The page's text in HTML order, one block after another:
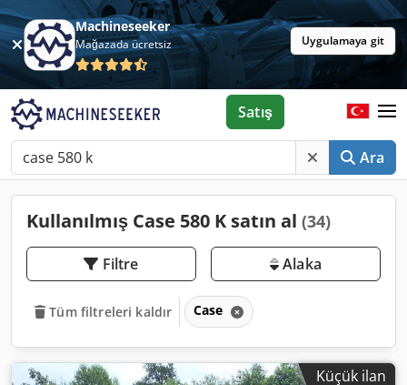
Machineseeker
Mağazada ücretsiz Uygulamaya git
Ara
Satış
Kullanılmış Case 580 K satın al (34)
Filtre Alaka
Tüm filtreleri kaldır Case
Küçük ilan